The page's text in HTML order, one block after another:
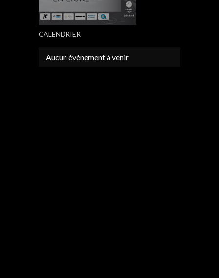
CALENDRIER
Aucun événement à venir